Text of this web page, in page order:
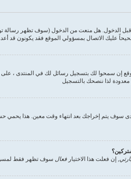
الدخول. هل منعت من الدخول (سوف تظهر
عليك الاتصال بمسؤولي الموقع فقد يكونون قد
إن سمحوا لك بتسجيل رسائل لك في المنتدى ،
لذا ننصحك بالتسجيل
سوف يتم إخراجك بعد انتهاء وقت معين. هذا يحمي
, إن فعلت هذا الاختيار فعال سوف تظهر فقط